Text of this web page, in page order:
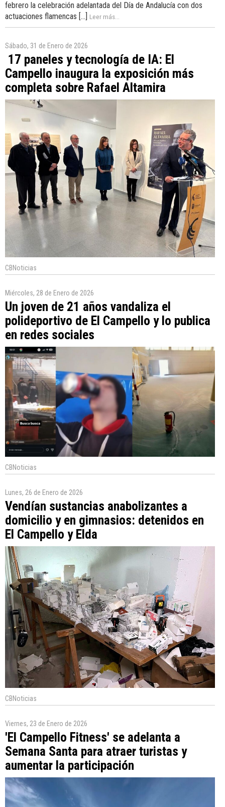
febrero la celebración adelantada del Día de Andalucía con dos
actuaciones flamencas [...]
Leer más...
Sábado, 31 de Enero de 2026
17 paneles y tecnología de IA: El
Campello inaugura la exposición más
completa sobre Rafael Altamira
CBNoticias
Miércoles, 28 de Enero de 2026
Un joven de 21 años vandaliza el
polideportivo de El Campello y lo publica
en redes sociales
CBNoticias
Lunes, 26 de Enero de 2026
Vendían sustancias anabolizantes a
domicilio y en gimnasios: detenidos en
El Campello y Elda
CBNoticias
Viernes, 23 de Enero de 2026
'El Campello Fitness' se adelanta a
Semana Santa para atraer turistas y
aumentar la participación